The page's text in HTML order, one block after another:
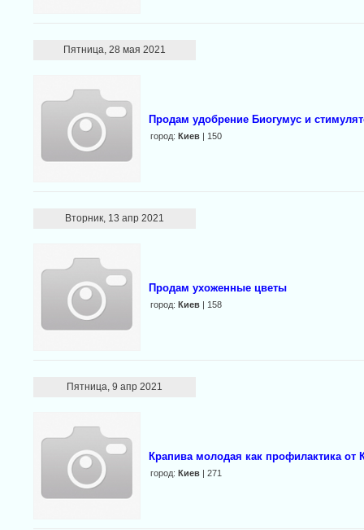
Пятница, 28 мая 2021
Продам удобрение Биогумус и
город: Киев| 150
Вторник, 13 апр 2021
Продам ухоженные цветы
город: Киев| 158
Пятница, 9 апр 2021
Крапива молодая как профилактика
город: Киев| 271